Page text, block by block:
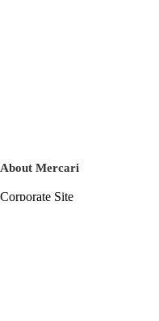
About Mercari
Corporate Site